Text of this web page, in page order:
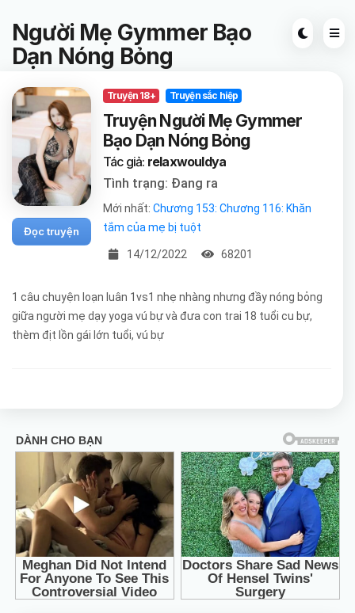
Người Mẹ Gymmer Bạo
Dạn Nóng Bỏng
Đọc truyện
Truyện 18+ Truyện sắc hiệp
Truyện Người Mẹ Gymmer
Bạo Dạn Nóng Bỏng
Tác giả: relaxwouldya
Tình trạng: Đang ra
Mới nhất: Chương 153: Chương 116: Khăn
tắm của mẹ bị tuột
14/12/2022 68201
1 câu chuyện loạn luân 1vs1 nhẹ nhàng nhưng đầy nóng bỏng
giữa người mẹ dạy yoga vú bự và đưa con trai 18 tuổi cu bự,
thèm địt lồn gái lớn tuổi, vú bự